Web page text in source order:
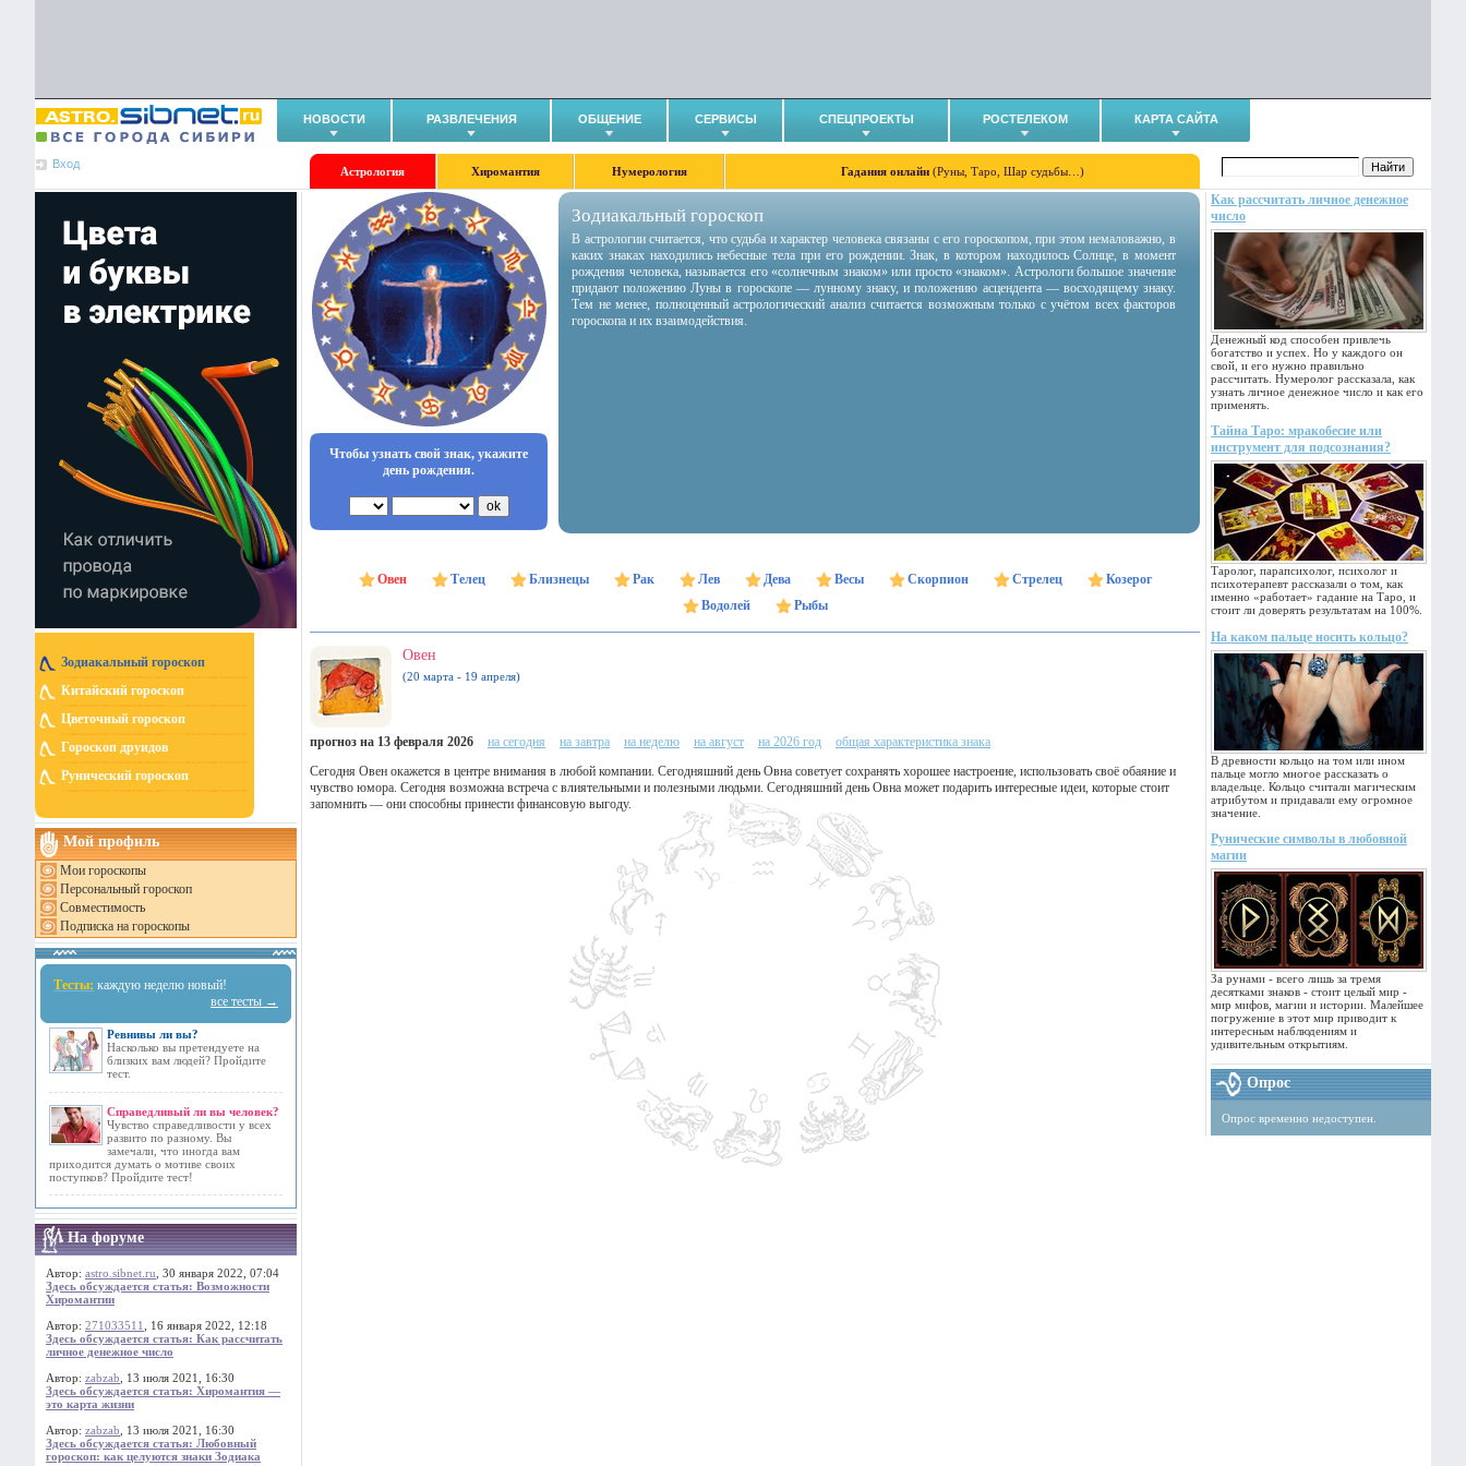
НОВОСТИ РАЗВЛЕЧЕНИЯ ОБЩЕНИЕ СЕРВИСЫ СПЕЦПРОЕКТЫ РОСТЕЛЕКОМ КАРТА САЙТА
Вход
Астрология Хиромантия Нумерология Гадания онлайн (Руны, Таро, Шар судьбы…)
Зодиакальный гороскоп
Китайский гороскоп
Цветочный гороскоп
Гороскоп друидов
Рунический гороскоп
Мой профиль
Мои гороскопы
Персональный гороскоп
Совместимость
Подписка на гороскопы
Тесты: каждую неделю новый!
все тесты →
Ревнивы ли вы?
Насколько вы претендуете на
близких вам людей? Пройдите
тест.
Справедливый ли вы человек?
Чувство справедливости у всех
развито по разному. Вы
замечали, что иногда вам
приходится думать о мотиве своих
поступков? Пройдите тест!
На форуме
Автор: astro.sibnet.ru , 30 января 2022, 07:04
Здесь обсуждается статья: Возможности
Хиромантии
Автор: 271033511
, 16 января 2022, 12:18
Здесь обсуждается статья: Как рассчитать
личное денежное число
Автор: zabzab , 13 июля 2021, 16:30
Здесь обсуждается статья: Хиромантия —
это карта жизни
Автор: zabzab , 13 июля 2021, 16:30
Здесь обсуждается статья: Любовный
гороскоп: как целуются знаки Зодиака
Как рассчитать личное денежное
число
Денежный код способен привлечь
богатство и успех. Но у каждого он
свой, и его нужно правильно
рассчитать. Нумеролог рассказала, как
узнать личное денежное число и как его
применять.
Тайна Таро: мракобесие или
инструмент для подсознания?
Таролог, парапсихолог, психолог и
психотерапевт рассказали о том, как
именно «работает» гадание на Таро, и
стоит ли доверять результатам на 100%.
На каком пальце носить кольцо?
В древности кольцо на том или ином
пальце могло многое рассказать о
владельце. Кольцо считали магическим
атрибутом и придавали ему огромное
значение.
Рунические символы в любовной
магии
За рунами - всего лишь за тремя
десятками знаков - стоит целый мир -
мир мифов, магии и истории. Малейшее
погружение в этот мир приводит к
интересным наблюдениям и
удивительным открытиям.
Опрос
Опрос временно недоступен.
Чтобы узнать свой знак, укажите
день рождения.
Зодиакальный гороскоп
В астрологии считается, что судьба и характер человека связаны с его гороскопом, при этом немаловажно, в
каких знаках находились небесные тела при его рождении. Знак, в котором находилось Солнце, в момент
рождения человека, называется его «солнечным знаком» или просто «знаком». Астрологи большое значение
придают положению Луны в гороскопе — лунному знаку, и положению асцендента — восходящему знаку.
Тем не менее, полноценный астрологический анализ считается возможным только с учётом всех факторов
гороскопа и их взаимодействия.
Овен Телец Близнецы Рак Лев Дева Весы Скорпион Стрелец
Козерог
Водолей
Рыбы
Овен
(20 марта - 19 апреля)
прогноз на 13 февраля 2026 на сегодня на завтра на неделю на август на 2026 год
общая характеристика знака
Сегодня Овен окажется в центре внимания в любой компании. Сегодняшний день Овна советует сохранять хорошее настроение, использовать своё обаяние и
чувство юмора. Сегодня возможна встреча с влиятельными и полезными людьми. Сегодняшний день Овна может подарить интересные идеи, которые стоит
запомнить — они способны принести финансовую выгоду.